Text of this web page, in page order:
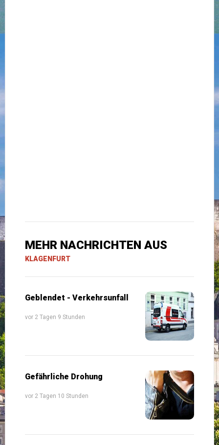
MEHR NACHRICHTEN AUS
KLAGENFURT
Geblendet - Verkehrsunfall
vor 2 Tagen 9 Stunden
Gefährliche Drohung
vor 2 Tagen 10 Stunden